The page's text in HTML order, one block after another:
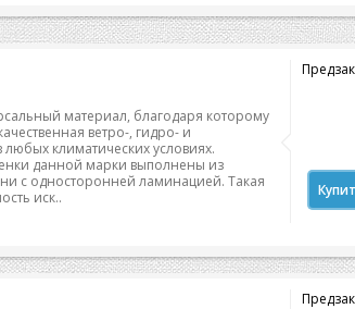
материал, благодаря которому
ветро-, гидро- и
климатических условиях.
данной марки выполнены из
с односторонней ламинацией. Такая
иск..